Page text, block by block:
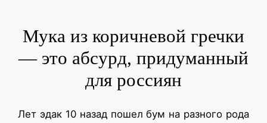
Мука из коричневой гречки
— это абсурд, придуманный
для россиян
Лет эдак 10 назад пошел бум на разного рода